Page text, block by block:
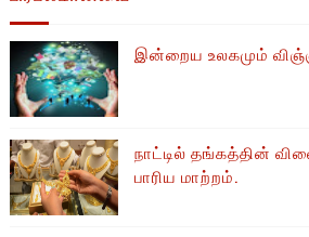
இன்றைய உலகமும்
நாட்டில் தங்கத்தின்
பாரிய மாற்றம்.